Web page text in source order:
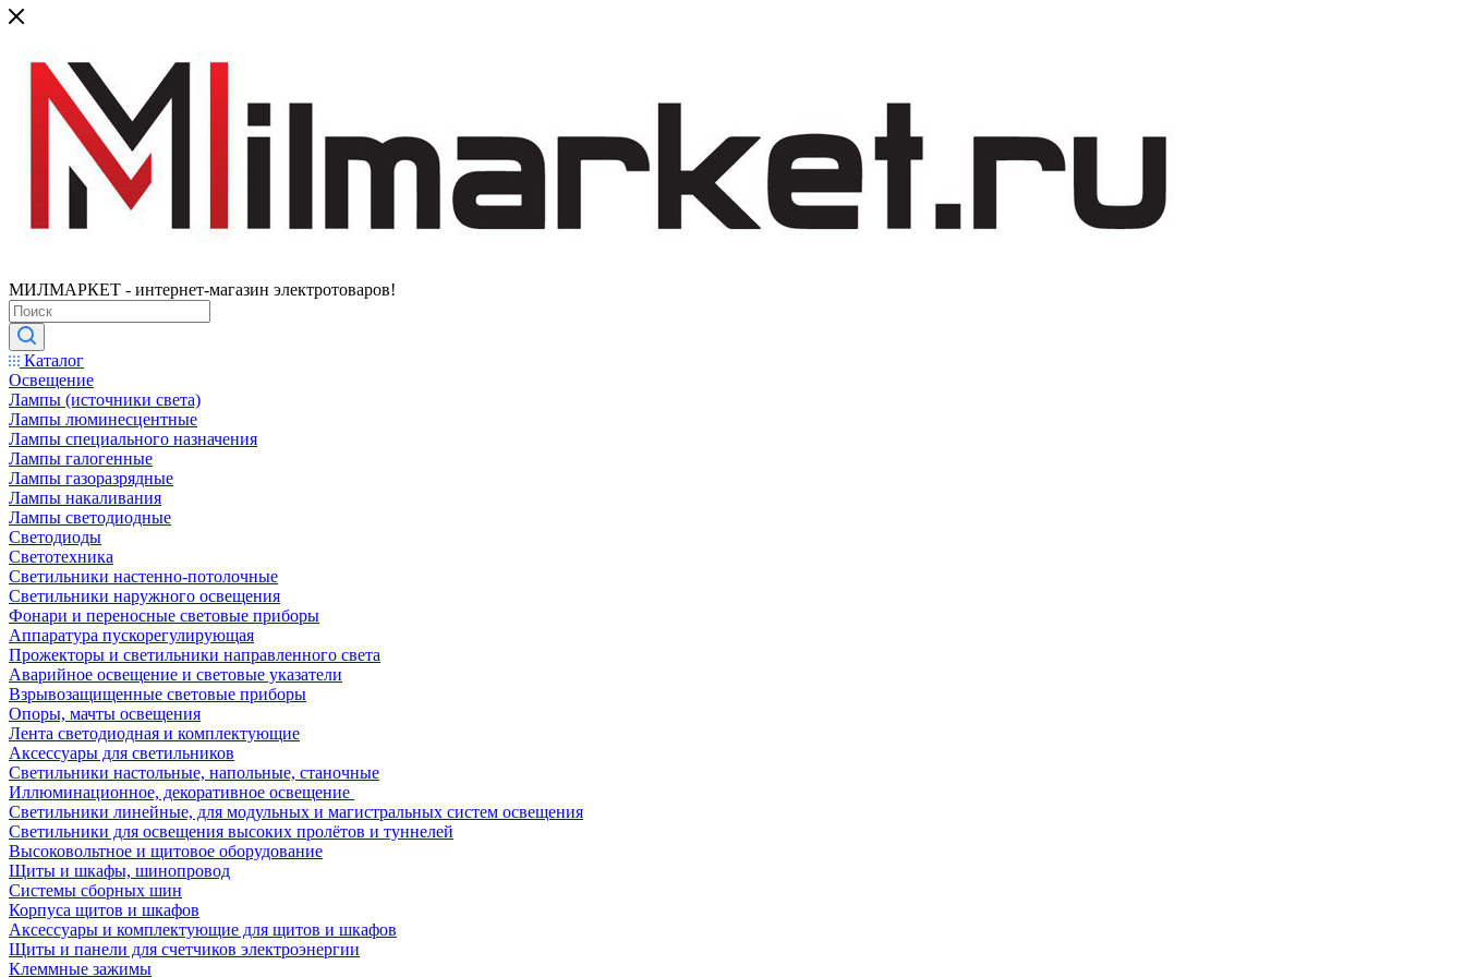
МИЛМАРКЕТ - интернет-магазин электротоваров!
Каталог
Освещение
Лампы (источники света)
Лампы люминесцентные
Лампы специального назначения
Лампы галогенные
Лампы газоразрядные
Лампы накаливания
Лампы светодиодные
Светодиоды
Светотехника
Светильники настенно-потолочные
Светильники наружного освещения
Фонари и переносные световые приборы
Аппаратура пускорегулирующая
Прожекторы и светильники направленного света
Аварийное освещение и световые указатели
Взрывозащищенные световые приборы
Опоры, мачты освещения
Лента светодиодная и комплектующие
Аксессуары для светильников
Светильники настольные, напольные, станочные
Иллюминационное, декоративное освещение
Светильники линейные, для модульных и магистральных систем освещения
Светильники для освещения высоких пролётов и туннелей
Высоковольтное и щитовое оборудование
Щиты и шкафы, шинопровод
Системы сборных шин
Корпуса щитов и шкафов
Аксессуары и комплектующие для щитов и шкафов
Щиты и панели для счетчиков электроэнергии
Клеммные зажимы